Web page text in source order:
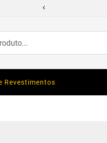
Revestimentos